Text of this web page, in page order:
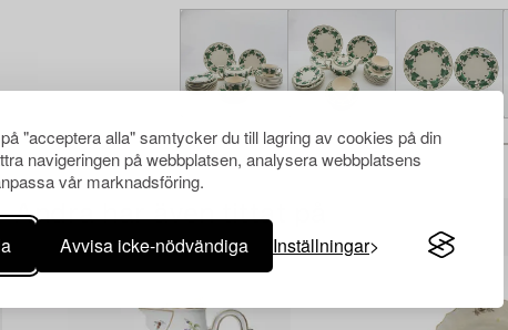
"acceptera alla" samtycker du till lagring av cookies på din
navigeringen på webbplatsen, analysera webbplatsens
vår marknadsföring.
Avvisa icke-nödvändiga Inställningar
Andra har även tittat på